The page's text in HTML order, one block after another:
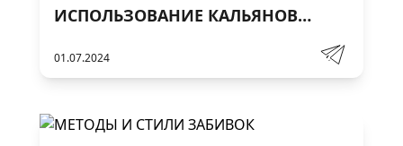
ИСПОЛЬЗОВАНИЕ КАЛЬЯНОВ
01.07.2024